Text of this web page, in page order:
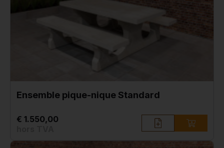
Ensemble pique-nique Standard
€ 1.550,00